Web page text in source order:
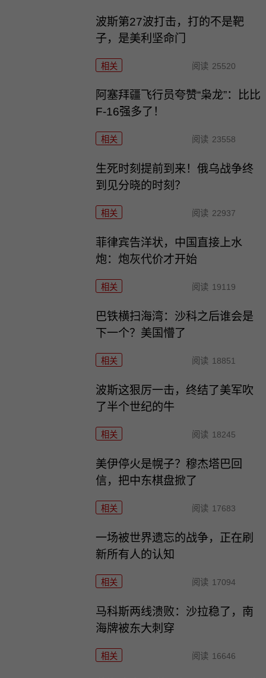
波斯第27波打击，打的不是靶
子，是美利坚命门
相关 阅读 25520
阿塞拜疆飞行员夸赞“枭龙”：比比
F-16强多了！
相关 阅读 23558
生死时刻提前到来！俄乌战争终
到见分晓的时刻？
相关 阅读 22937
菲律宾告洋状，中国直接上水
炮：炮灰代价才开始
相关 阅读 19119
巴铁横扫海湾：沙科之后谁会是
下一个？美国懵了
相关 阅读 18851
波斯这狠厉一击，终结了美军吹
了半个世纪的牛
相关 阅读 18245
美伊停火是幌子？穆杰塔巴回
信，把中东棋盘掀了
相关 阅读 17683
一场被世界遗忘的战争，正在刷
新所有人的认知
相关 阅读 17094
马科斯两线溃败：沙拉稳了，南
海牌被东大刺穿
相关 阅读 16646